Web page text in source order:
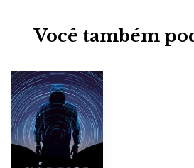
Você também